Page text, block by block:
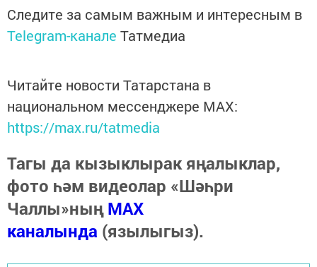
Следите за самым важным и интересным в
Telegram-канале Татмедиа
Читайте новости Татарстана в
национальном мессенджере MАХ:
https://max.ru/tatmedia
Тагы да кызыклырак яңалыклар,
фото һәм видеолар «Шәһри
Чаллы»ныңMAX
каналында (язылыгыз).